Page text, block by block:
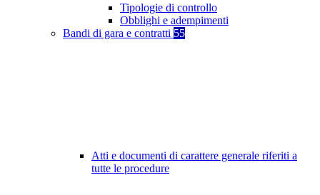
Tipologie di controllo
Obblighi e adempimenti
Bandi di gara e contratti 55
Atti e documenti di carattere generale riferiti a
tutte le procedure